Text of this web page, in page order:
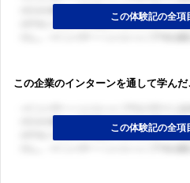
この企業のインターンを通して学ん